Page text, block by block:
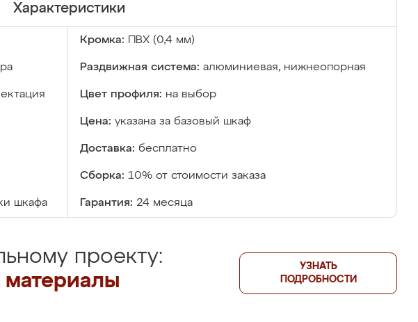
Характеристики
Кромка: ПВХ (0,4 мм)
Раздвижная система: алюминиевая, нижнеопорная
Цвет профиля: на выбор
Цена: указана за базовый шкаф
Доставка: бесплатно
Сборка: 10% от стоимости заказа
шкафа Гарантия: 24 месяца
проекту:
УЗНАТЬ
ПОДРОБНОСТИ